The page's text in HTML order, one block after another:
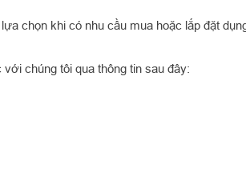
chọn khi có nhu cầu mua hoặc lắp đặt
với chúng tôi qua thông tin sau đây: